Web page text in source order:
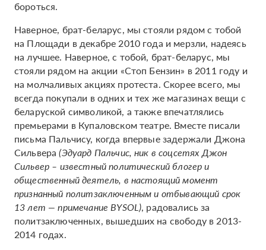
бороться.
Наверное, брат-беларус, мы стояли рядом с тобой
на Площади в декабре 2010 года и мерзли, надеясь
на лучшее. Наверное, с тобой, брат-беларус, мы
стояли рядом на акции «Стоп Бензин» в 2011 году и
на молчаливых акциях протеста. Скорее всего, мы
всегда покупали в одних и тех же магазинах вещи с
беларуской символикой, а также впечатлялись
премьерами в Купаловском театре. Вместе писали
письма Пальчису, когда впервые задержали Джона
Сильвера(Эдуард Пальчис, ник в соцсетях Джон
Сильвер – известный политический блогер и
общественный деятель, в настоящий момент
признанный политзаключенным и отбывающий срок
13 лет — примечание BYSOL), радовались за
политзаключенных, вышедших на свободу в 2013-
2014 годах.